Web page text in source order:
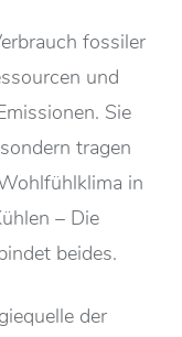
fossiler
und
Sie
tragen
in
– Die
beides.
der